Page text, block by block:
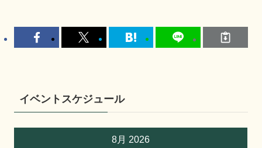
イベントスケジュール
8月 2026